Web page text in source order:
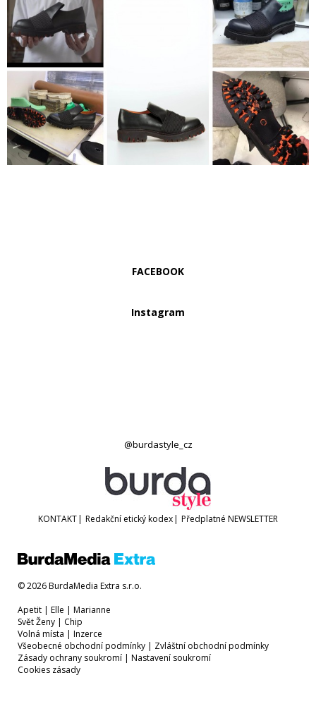
FACEBOOK
Instagram
@burdastyle_cz
KONTAKT| Redakční etický kodex| Předplatné NEWSLETTER
© 2026 BurdaMedia Extra s.r.o.
Apetit | Elle | Marianne
Svět Ženy | Chip
Volná místa | Inzerce
Všeobecné obchodní podmínky | Zvláštní obchodní podmínky
Zásady ochrany soukromí | Nastavení soukromí
Cookies zásady